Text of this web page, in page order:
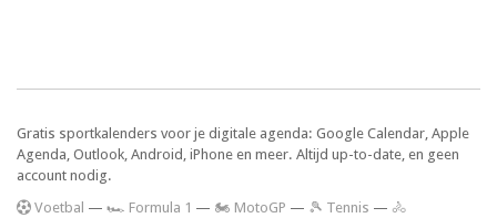
Gratis sportkalenders voor je digitale agenda: Google Calendar, Apple
Agenda, Outlook, Android, iPhone en meer. Altijd up-to-date, en geen
account nodig.
Voetbal — 🏎️ Formula 1 — 🏍 MotoGP — 🎾 Tennis — 🚴